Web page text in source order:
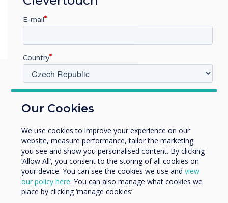
Možná vás budou tyto
zajímat
Related case study
Our Cookies
We use cookies to improve your experience on our
website, measure performance, tailor the marketing
you see and show you personalised content. By clicking
‘Allow All’, you consent to the storing of all cookies on
your device. You can see the cookies we use and view
our policy here. You can also manage what cookies we
place by clicking ‘manage cookies’
E-mail
Country
Vzdělávání
Další
Název společnosti
Rádi bychom vás kontaktovali ohledně našich produktů a
služeb e-mailem, telefonicky nebo poštou.